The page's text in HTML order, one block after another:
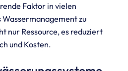
Faktor in vielen
zu
nur Ressource, es reduziert
und Kosten.